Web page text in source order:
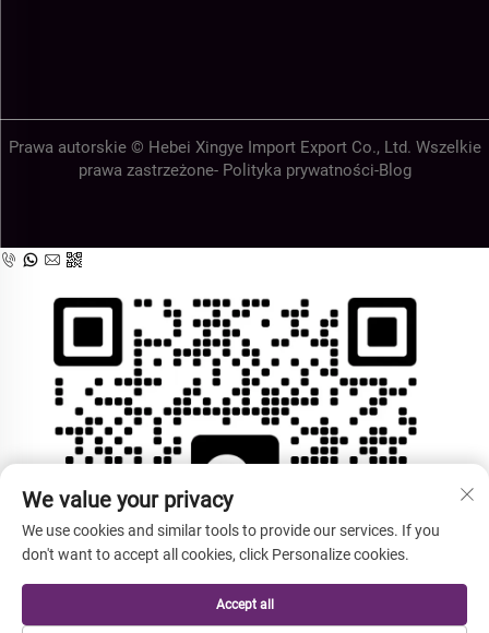
Prawa autorskie © Hebei Xingye Import Export Co., Ltd. Wszelkie
prawa zastrzeżone- Polityka prywatności-Blog
We value your privacy
We use cookies and similar tools to provide our services. If you
don't want to accept all cookies, click Personalize cookies.
Accept all